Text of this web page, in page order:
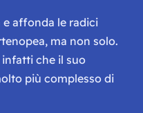
e affonda le radici
ma non solo.
infatti che il suo
più complesso di